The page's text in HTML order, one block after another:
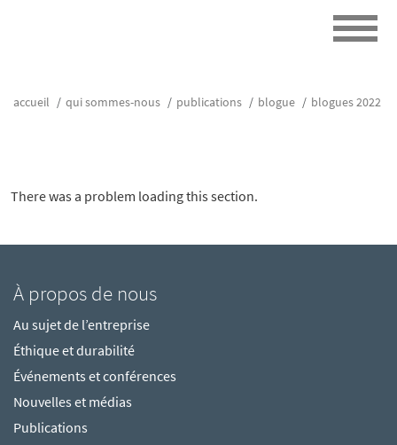
accueil qui sommes-nous publications blogue blogues 2022
There was a problem loading this section.
À propos de nous
Au sujet de l’entreprise
Éthique et durabilité
Événements et conférences
Nouvelles et médias
Publications